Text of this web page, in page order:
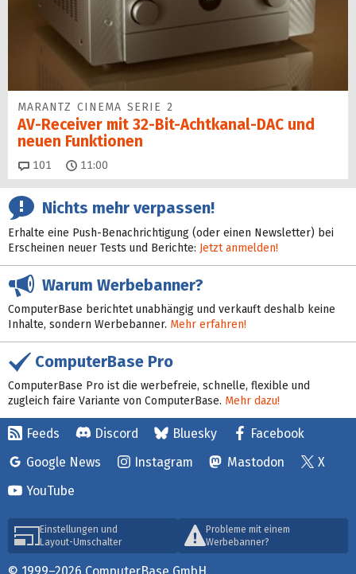
MARANTZ CINEMA SERIE 2
AV-Receiver mit 32-Bit-Acht­kanal-DAC und
neuen Funktionen
101 Kommentare
11:00
Nichts mehr verpassen!
Erhalte eine Push-Benachrichtigung (oder einen Newsletter) bei
Erscheinen neuer Tests und Berichte: Jetzt anmelden!
Warum Werbebanner?
ComputerBase berichtet unabhängig und verkauft deshalb keine
Inhalte, sondern Werbebanner. Mehr erfahren!
ComputerBase Pro
ComputerBase Pro ist die werbefreie, schnelle, flexible und
zugleich faire Variante von ComputerBase. Mehr dazu!
Feeds Discord Bluesky
Facebook
Google News
Instagram Mastodon
X
YouTube
Einstellungen und
Layout-Umschalter
Probleme mit einem
Werbebanner?
© 1999–2026 ComputerBase GmbH